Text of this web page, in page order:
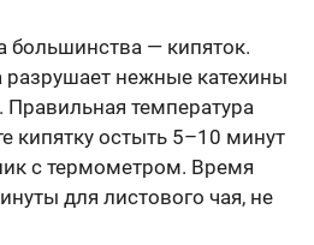
большинства — кипяток.
разрушает нежные катехины
Правильная температура
кипятку остыть 5–10 минут
с термометром. Время
для листового чая, не